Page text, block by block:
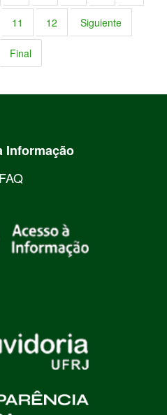
11 12 Siguiente
Final
Informação
FAQ